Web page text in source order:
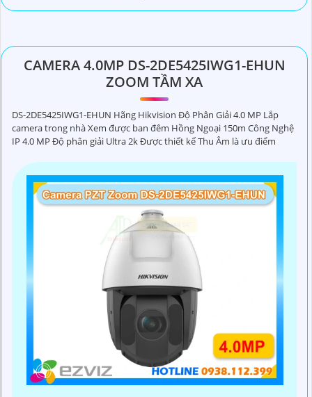
CAMERA 4.0MP DS-2DE5425IWG1-EHUN
ZOOM TẦM XA
DS-2DE5425IWG1-EHUN Hãng Hikvision Độ Phân Giải 4.0 MP Lắp
camera trong nhà Xem được ban đêm Hồng Ngoại 150m Công Nghệ
IP 4.0 MP Độ phân giải Ultra 2k Được thiết kế Thu Âm là ưu điểm